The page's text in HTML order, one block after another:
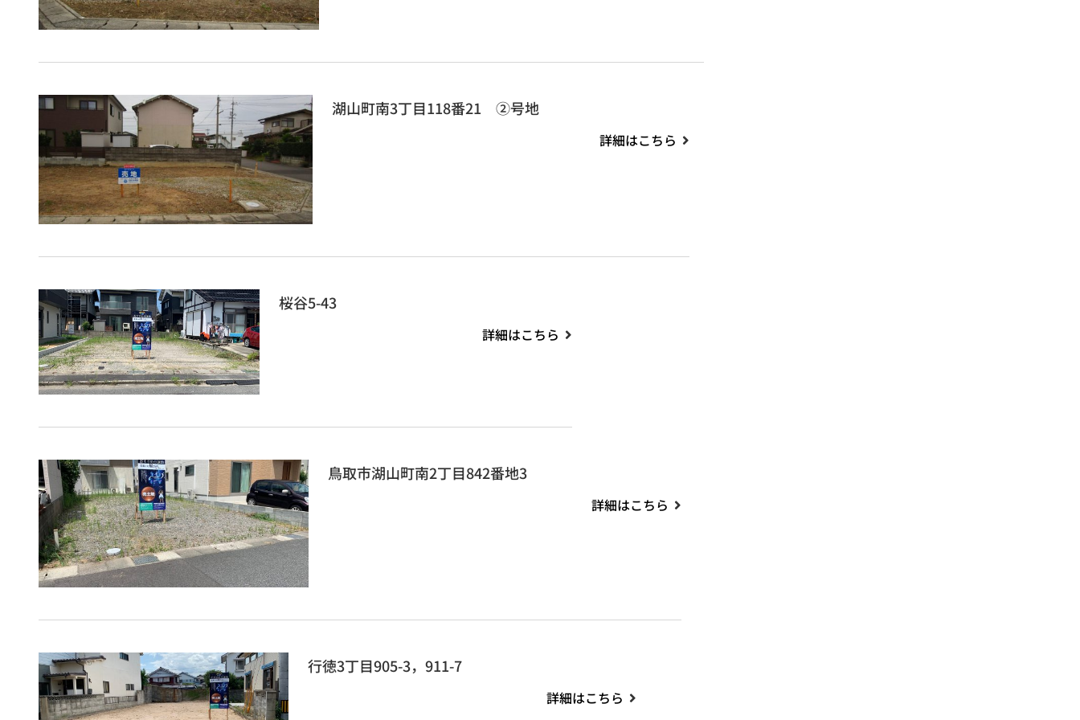
湖山町南3丁目118番21 ②号地
詳細はこちら
桜谷5-43
詳細はこちら
鳥取市湖山町南2丁目842番地3
詳細はこちら
行徳3丁目905-3，911-7
詳細はこちら